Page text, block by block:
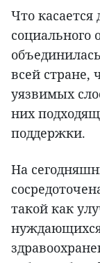
Что касается
социального
всей стране,
уязвимых
них
поддержки.
На
такой как